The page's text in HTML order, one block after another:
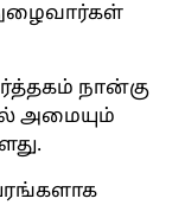
நான்கு
அமையும்